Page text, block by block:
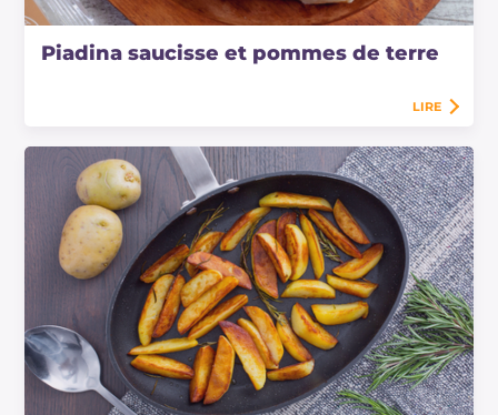
Piadina saucisse et pommes de terre
LIRE